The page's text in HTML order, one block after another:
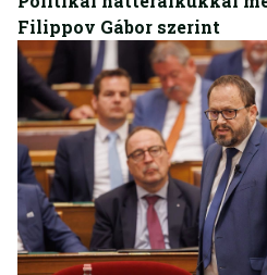
Filippov Gábor szerint